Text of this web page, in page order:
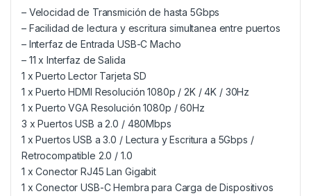
– Velocidad de Transmición de hasta 5Gbps
– Facilidad de lectura y escritura simultanea entre puertos
– Interfaz de Entrada USB-C Macho
– 11 x Interfaz de Salida
1 x Puerto Lector Tarjeta SD
1 x Puerto HDMI Resolución 1080p / 2K / 4K / 30Hz
1 x Puerto VGA Resolución 1080p / 60Hz
3 x Puertos USB a 2.0 / 480Mbps
1 x Puertos USB a 3.0 / Lectura y Escritura a 5Gbps /
Retrocompatible 2.0 / 1.0
1 x Conector RJ45 Lan Gigabit
1 x Conector USB-C Hembra para Carga de Dispositivos